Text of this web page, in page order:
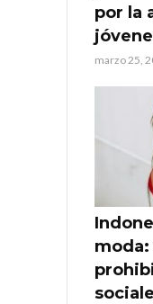
por la
marzo 25,